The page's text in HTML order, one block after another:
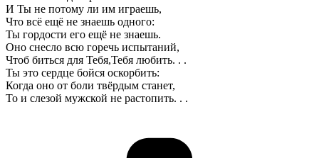
И Ты не потому ли им играешь,
Что всё ещё не знаешь одного:
Ты гордости его ещё не знаешь.
Оно снесло всю горечь испытаний,
Чтоб биться для Тебя,Тебя любить. . .
Ты это сердце бойся оскорбить:
Когда оно от боли твёрдым станет,
То и слезой мужской не растопить. . .